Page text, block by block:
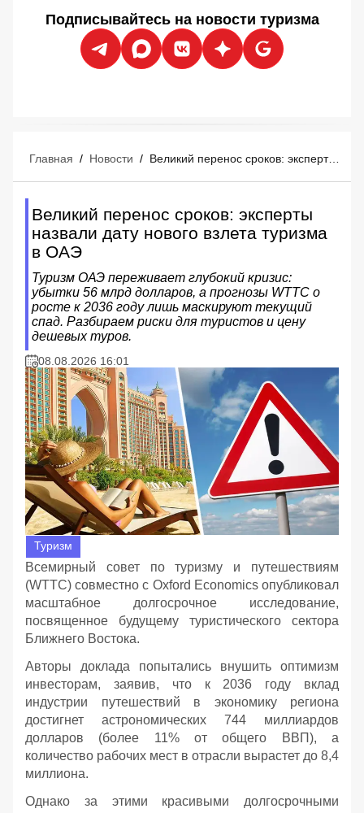
Подписывайтесь на новости туризма
Главная / Новости / Великий перенос сроков: эксперты назвали дату нового взлета туризма в ОАЭ
Великий перенос сроков: эксперты
назвали дату нового взлета туризма
в ОАЭ
Туризм ОАЭ переживает глубокий кризис:
убытки 56 млрд долларов, а прогнозы WTTC о
росте к 2036 году лишь маскируют текущий
спад. Разбираем риски для туристов и цену
дешевых туров.
08.08.2026 16:01
Туризм
Всемирный совет по туризму и путешествиям
(WTTC) совместно с Oxford Economics опубликовал
масштабное долгосрочное исследование,
посвященное будущему туристического сектора
Ближнего Востока.
Авторы доклада попытались внушить оптимизм
инвесторам, заявив, что к 2036 году вклад
индустрии путешествий в экономику региона
достигнет астрономических 744 миллиардов
долларов (более 11% от общего ВВП), а
количество рабочих мест в отрасли вырастет до 8,4
миллиона.
Однако за этими красивыми долгосрочными